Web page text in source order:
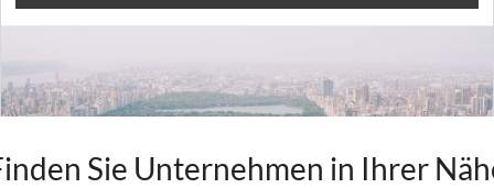
Sie Unternehmen in Ihrer